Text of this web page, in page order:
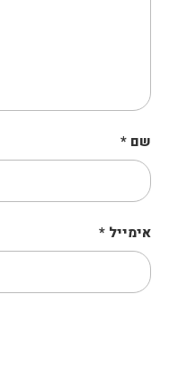
שם*
אימייל*